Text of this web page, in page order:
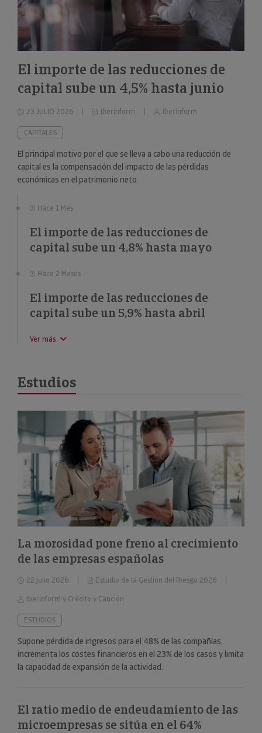
El importe de las reducciones de
capital sube un 4,5% hasta junio
23 JULIO 2026 Iberinform Iberinform
CAPITALES
El principal motivo por el que se lleva a cabo una reducción de
capital es la compensación del impacto de las pérdidas
económicas en el patrimonio neto.
Hace 1 Mes
El importe de las reducciones de
capital sube un 4,8% hasta mayo
Hace 2 Meses
El importe de las reducciones de
capital sube un 5,9% hasta abril
Ver más
Estudios
La morosidad pone freno al crecimiento
de las empresas españolas
22 julio 2026
Estudio de la Gestión del Riesgo 2026
Iberinform y Crédito y Caución
ESTUDIOS
Supone pérdida de ingresos para el 48% de las compañías,
incrementa los costes financieros en el 23% de los casos y limita
la capacidad de expansión de la actividad.
El ratio medio de endeudamiento de las
microempresas se sitúa en el 64%